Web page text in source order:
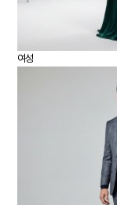
여성